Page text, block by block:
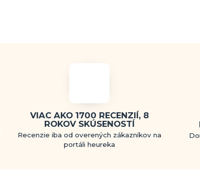
VIAC AKO 1700 RECENZIÍ, 8
ROKOV SKÚSENOSTÍ
Recenzie iba od overených zákazníkov na
portáli heureka